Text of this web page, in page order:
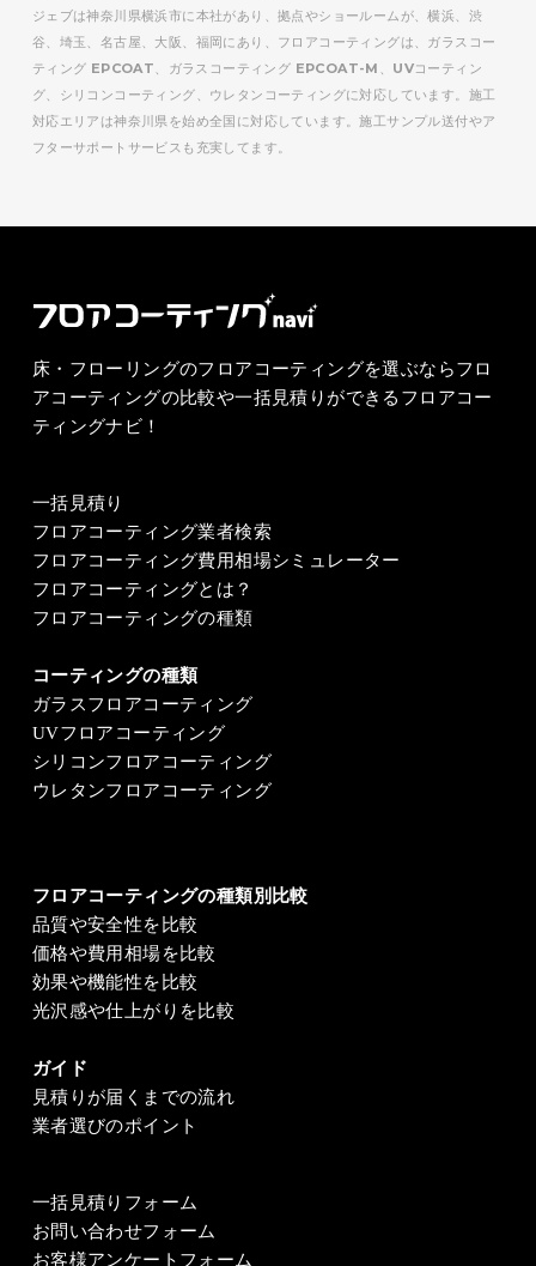
ジェブは神奈川県横浜市に本社があり、拠点やショールームが、横浜、渋
谷、埼玉、名古屋、大阪、福岡にあり、フロアコーティングは、ガラスコー
ティング EPCOAT、ガラスコーティング EPCOAT-M、UVコーティン
グ、シリコンコーティング、ウレタンコーティングに対応しています。施工
対応エリアは神奈川県を始め全国に対応しています。施工サンプル送付やア
フターサポートサービスも充実してます。
床・フローリングのフロアコーティングを選ぶならフロ
アコーティングの比較や一括見積りができるフロアコー
ティングナビ！
一括見積り
フロアコーティング業者検索
フロアコーティング費用相場シミュレーター
フロアコーティングとは？
フロアコーティングの種類
コーティングの種類
ガラスフロアコーティング
UVフロアコーティング
シリコンフロアコーティング
ウレタンフロアコーティング
フロアコーティングの種類別比較
品質や安全性を比較
価格や費用相場を比較
効果や機能性を比較
光沢感や仕上がりを比較
ガイド
見積りが届くまでの流れ
業者選びのポイント
一括見積りフォーム
お問い合わせフォーム
お客様アンケートフォーム